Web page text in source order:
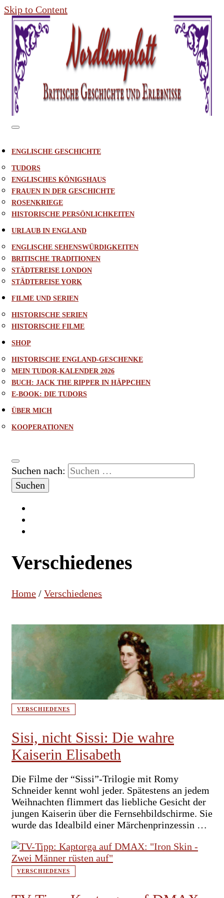
Skip to Content
ENGLISCHE GESCHICHTE
TUDORS
ENGLISCHES KÖNIGSHAUS
FRAUEN IN DER GESCHICHTE
ROSENKRIEGE
HISTORISCHE PERSÖNLICHKEITEN
URLAUB IN ENGLAND
ENGLISCHE SEHENSWÜRDIGKEITEN
BRITISCHE TRADITIONEN
STÄDTEREISE LONDON
STÄDTEREISE YORK
FILME UND SERIEN
HISTORISCHE SERIEN
HISTORISCHE FILME
SHOP
HISTORISCHE ENGLAND-GESCHENKE
MEIN TUDOR-KALENDER 2026
BUCH: JACK THE RIPPER IN HÄPPCHEN
E-BOOK: DIE TUDORS
ÜBER MICH
KOOPERATIONEN
Suchen nach:
Verschiedenes
Home / Verschiedenes
VERSCHIEDENES
Sisi, nicht Sissi: Die wahre
Kaiserin Elisabeth
Die Filme der “Sissi”-Trilogie mit Romy
Schneider kennt wohl jeder. Spätestens an jedem
Weihnachten flimmert das liebliche Gesicht der
jungen Kaiserin über die Fernsehbildschirme. Sie
wurde das Idealbild einer Märchenprinzessin …
VERSCHIEDENES